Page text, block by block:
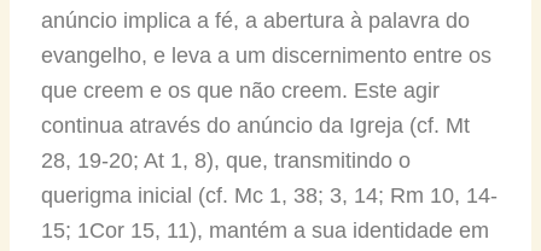
anúncio implica a fé, a abertura à palavra do
evangelho, e leva a um discernimento entre os
que creem e os que não creem. Este agir
continua através do anúncio da Igreja (cf. Mt
28, 19-20; At 1, 8), que, transmitindo o
querigma inicial (cf. Mc 1, 38; 3, 14; Rm 10, 14-
15; 1Cor 15, 11), mantém a sua identidade em